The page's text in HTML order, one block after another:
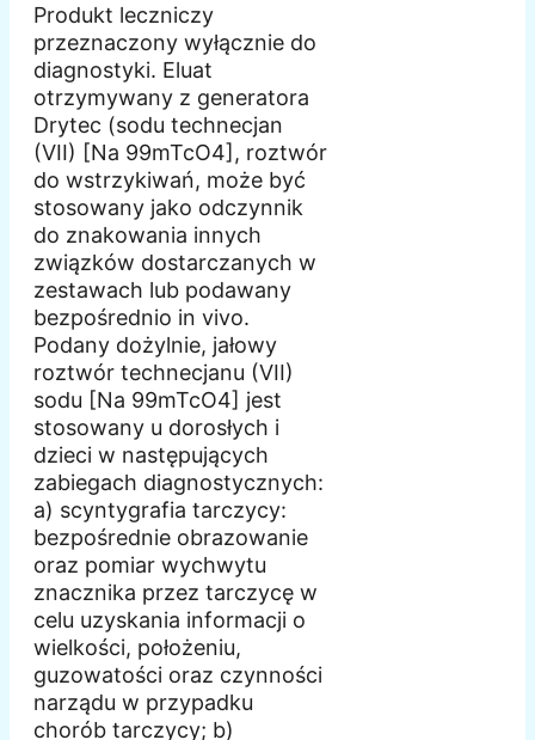
Produkt leczniczy
przeznaczony wyłącznie do
diagnostyki. Eluat
otrzymywany z generatora
Drytec (sodu technecjan
(VII) [Na 99mTcO4], roztwór
do wstrzykiwań, może być
stosowany jako odczynnik
do znakowania innych
związków dostarczanych w
zestawach lub podawany
bezpośrednio in vivo.
Podany dożylnie, jałowy
roztwór technecjanu (VII)
sodu [Na 99mTcO4] jest
stosowany u dorosłych i
dzieci w następujących
zabiegach diagnostycznych:
a) scyntygrafia tarczycy:
bezpośrednie obrazowanie
oraz pomiar wychwytu
znacznika przez tarczycę w
celu uzyskania informacji o
wielkości, położeniu,
guzowatości oraz czynności
narządu w przypadku
chorób tarczycy; b)